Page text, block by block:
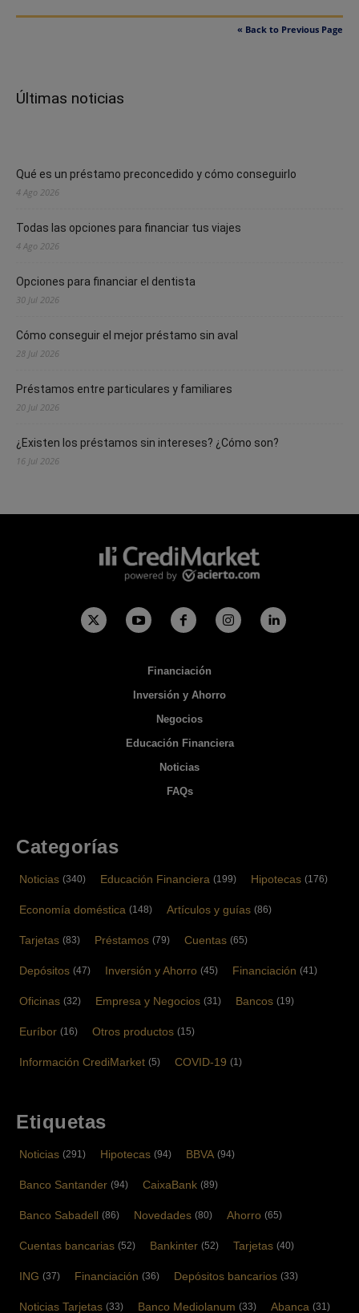
« Back to Previous Page
Últimas noticias
Qué es un préstamo preconcedido y cómo conseguirlo
4 Ago 2026
Todas las opciones para financiar tus viajes
4 Ago 2026
Opciones para financiar el dentista
30 Jul 2026
Cómo conseguir el mejor préstamo sin aval
28 Jul 2026
Préstamos entre particulares y familiares
20 Jul 2026
¿Existen los préstamos sin intereses? ¿Cómo son?
16 Jul 2026
Financiación
Inversión y Ahorro
Negocios
Educación Financiera
Noticias
FAQs
Categorías
Noticias (340) Educación Financiera (199) Hipotecas (176)
Economía doméstica (148) Artículos y guías (86)
Tarjetas (83) Préstamos (79) Cuentas (65)
Depósitos (47) Inversión y Ahorro (45) Financiación (41)
Oficinas (32) Empresa y Negocios (31) Bancos (19)
Euríbor (16) Otros productos (15)
Información CrediMarket (5) COVID-19 (1)
Etiquetas
Noticias (291) Hipotecas (94) BBVA (94)
Banco Santander (94) CaixaBank (89)
Banco Sabadell (86) Novedades (80) Ahorro (65)
Cuentas bancarias (52) Bankinter (52) Tarjetas (40)
ING (37) Financiación (36) Depósitos bancarios (33)
Noticias Tarjetas (33) Banco Mediolanum (33) Abanca (31)